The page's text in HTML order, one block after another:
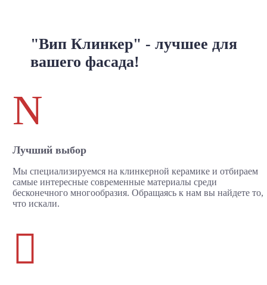
"Вип Клинкер" - лучшее для
вашего фасада!
N
Лучший выбор
Мы специализируемся на клинкерной керамике и отбираем
самые интересные современные материалы среди
бесконечного многообразия. Обращаясь к нам вы найдете то,
что искали.
